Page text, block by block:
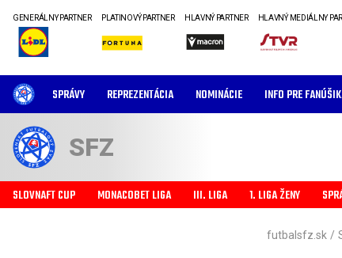
GENERÁLNY PARTNER PLATINOVÝ PARTNER HLAVNÝ PARTNER HLAVNÝ MEDIÁLNY
SPRÁVY REPREZENTÁCIA NOMINÁCIE INFO PRE
SFZ
SLOVNAFT CUP MONACOBET LIGA III. LIGA 1. LIGA ŽENY
futbalsfz.sk /